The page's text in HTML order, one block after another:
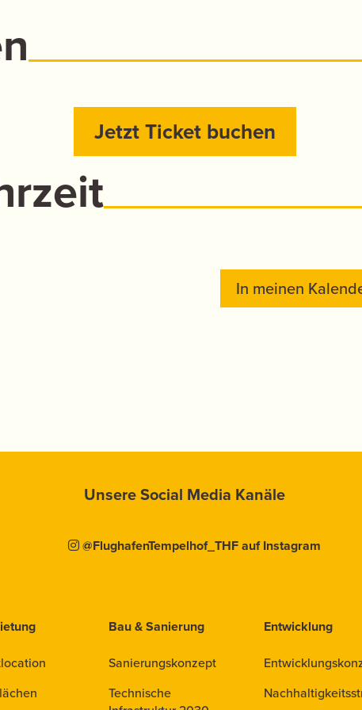
Jetzt Ticket buchen
In meinen
Unsere Social Media Kanäle
@FlughafenTempelhof_THF auf Instagram
Bau & Sanierung
Sanierungskonzept
Technische
Entwicklung